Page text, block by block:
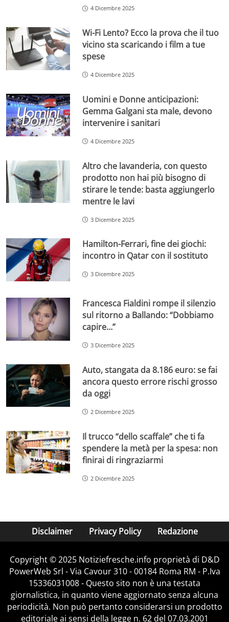
4 Dicembre 2025
Wi-Fi Lento? Ecco la prova che il tuo
vicino sta scaricando i film a tue
spese
4 Dicembre 2025
Uomini e Donne anticipazioni:
Gemma Galgani sta male, devono
intervenire i sanitari
4 Dicembre 2025
Altro che lavanderia, con questo
prodotto non hai più bisogno di
stirare le tende: basta aggiungerlo
mentre le lavi
3 Dicembre 2025
Hamilton-Ferrari, fine dei giochi:
incontro in Qatar con il sostituto
3 Dicembre 2025
Francesca Fialdini rompe il silenzio
sul ritorno a Ballando: “Dobbiamo
capire…”
3 Dicembre 2025
Auto, stangata da 8.186 euro: se fai
ancora questo errore rischi grosso
da oggi
2 Dicembre 2025
Il trucco “dello scaffale” che ti fa
spendere la metà per la spesa: non
finirai di ringraziarmi
2 Dicembre 2025
Disclaimer Privacy Policy Redazione
Copyright © 2025 Notiziefresche.info proprietà di D&D
PowerWeb Srl - Via Cavour 310 - 00184 Roma RM - P.Iva
15336031008 - Questo sito non è una testata
giornalistica, in quanto viene aggiornato senza alcuna
periodicità. Non può pertanto considerarsi un prodotto
editoriale ai sensi della legge n. 62 del 07.03.2001